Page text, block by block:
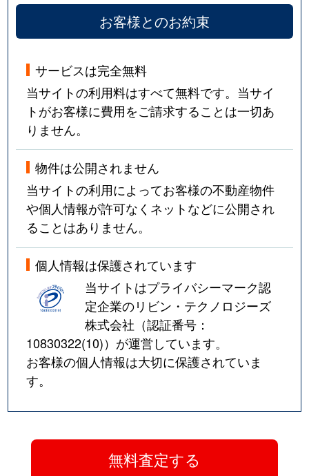
お客様とのお約束
サービスは完全無料
当サイトの利用料はすべて無料です。当サイ
トがお客様に費用をご請求することは一切あ
りません。
物件は公開されません
当サイトの利用によってお客様の不動産物件
や個人情報が許可なくネットなどに公開され
ることはありません。
個人情報は保護されています
当サイトはプライバシーマーク認
定企業のリビン・テクノロジーズ
株式会社（認証番号：
10830322(10)）が運営しています。
お客様の個人情報は大切に保護されていま
す。